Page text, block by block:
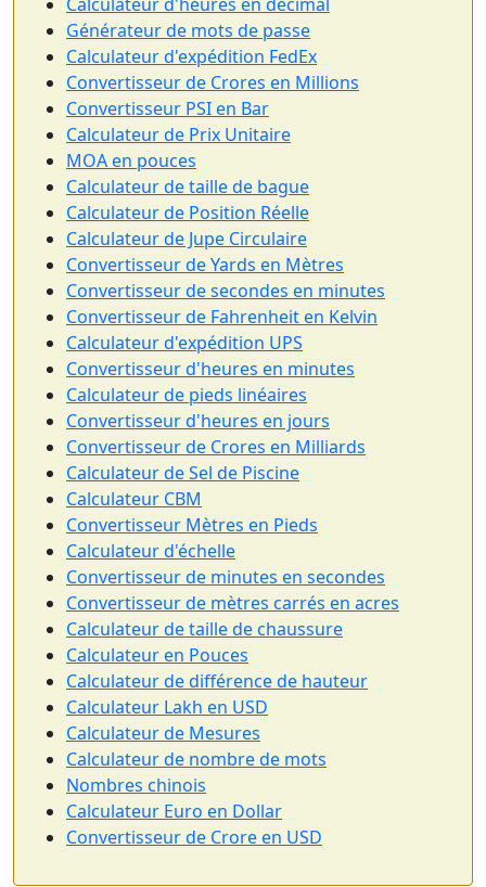
Générateur de mots de passe
Calculateur d'expédition FedEx
Convertisseur de Crores en Millions
Convertisseur PSI en Bar
Calculateur de Prix Unitaire
MOA en pouces
Calculateur de taille de bague
Calculateur de Position Réelle
Calculateur de Jupe Circulaire
Convertisseur de Yards en Mètres
Convertisseur de secondes en minutes
Convertisseur de Fahrenheit en Kelvin
Calculateur d'expédition UPS
Convertisseur d'heures en minutes
Calculateur de pieds linéaires
Convertisseur d'heures en jours
Convertisseur de Crores en Milliards
Calculateur de Sel de Piscine
Calculateur CBM
Convertisseur Mètres en Pieds
Calculateur d'échelle
Convertisseur de minutes en secondes
Convertisseur de mètres carrés en acres
Calculateur de taille de chaussure
Calculateur en Pouces
Calculateur de différence de hauteur
Calculateur Lakh en USD
Calculateur de Mesures
Calculateur de nombre de mots
Nombres chinois
Calculateur Euro en Dollar
Convertisseur de Crore en USD